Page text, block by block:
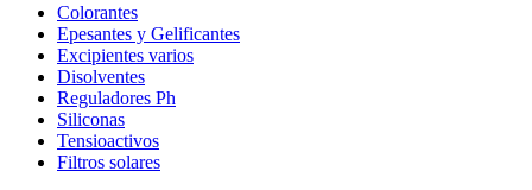
Colorantes
Epesantes y Gelificantes
Excipientes varios
Disolventes
Reguladores Ph
Siliconas
Tensioactivos
Filtros solares